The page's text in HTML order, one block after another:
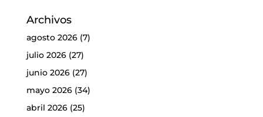
Archivos
agosto 2026(7)
julio 2026(27)
junio 2026(27)
mayo 2026(34)
abril 2026(25)